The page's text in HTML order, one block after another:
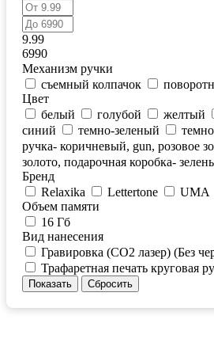
9.99
6990
Механизм ручки
съемный колпачок
Цвет
белый
голубой желтый
синий
темно-зеленый
ручка- коричневый, gun, розовое
золото, подарочная коробка-
Бренд
Relaxika
Lettertone UMA
Объем памяти
16 Гб
Вид нанесения
Гравировка (CO2 лазер) (Без
Трафаретная печать круговая